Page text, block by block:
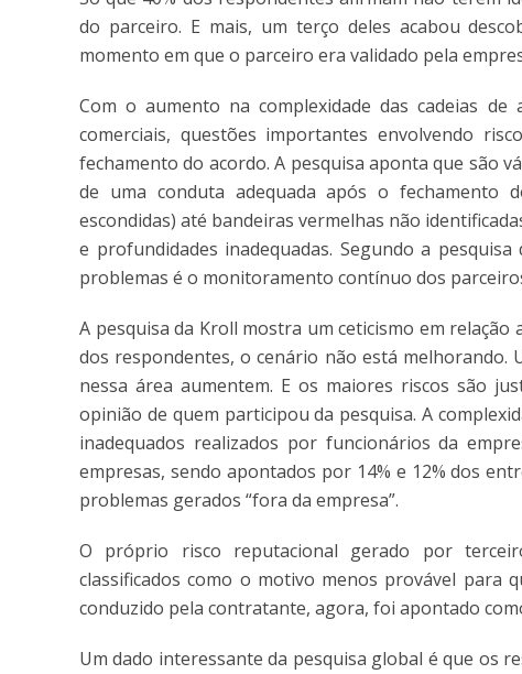
do parceiro. E mais, um terço deles acabou
momento em que o parceiro era validado pela
Com o aumento na complexidade das cadeias
comerciais, questões importantes envolvendo
fechamento do acordo. A pesquisa aponta que são
de uma conduta adequada após o fechamento
escondidas) até bandeiras vermelhas não
e profundidades inadequadas. Segundo a
problemas é o monitoramento contínuo dos
A pesquisa da Kroll mostra um ceticismo em
dos respondentes, o cenário não está melhorando.
nessa área aumentem. E os maiores riscos são
opinião de quem participou da pesquisa. A
inadequados realizados por funcionários da
empresas, sendo apontados por 14% e 12% dos
problemas gerados “fora da empresa”.
O próprio risco reputacional gerado por
classificados como o motivo menos provável para
conduzido pela contratante, agora, foi apontado
Um dado interessante da pesquisa global é que os